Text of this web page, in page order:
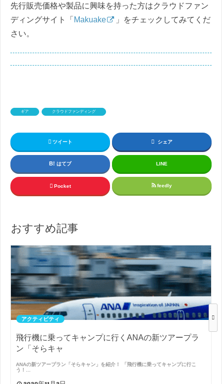
先行販売価格や製品に興味を持った方はクラウドファン
ディングサイト「 Makuake
」をチェックしてみてくだ
さい。
ギア クラウドファンディング
ツイート シェア
はてブ LINE
Pocket feedly
おすすめ記事
アクティビティ
飛行機に乗ってキャンプに行くANAの新ツアープラ
ン「そらキャ
ANAの新ツアープラン「そらキャン」を紹介！ 「飛行機に乗ってキャンプに行こ
う！…